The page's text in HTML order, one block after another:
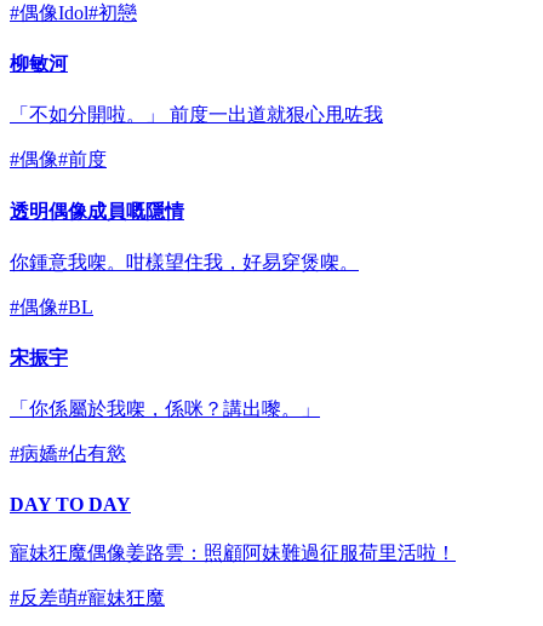
#偶像Idol#初戀
柳敏河
「不如分開啦。」 前度一出道就狠心甩咗我
#偶像#前度
透明偶像成員嘅隱情
你鍾意我㗎。咁樣望住我，好易穿煲㗎。
#偶像#BL
宋振宇
「你係屬於我㗎，係咪？講出嚟。」
#病嬌#佔有慾
DAY TO DAY
寵妹狂魔偶像姜路雲：照顧阿妹難過征服荷里活啦！
#反差萌#寵妹狂魔